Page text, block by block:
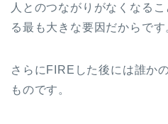
人とのつながりがなくなる
る最も大きな要因だからです
さらにFIREした後には誰か
ものです。